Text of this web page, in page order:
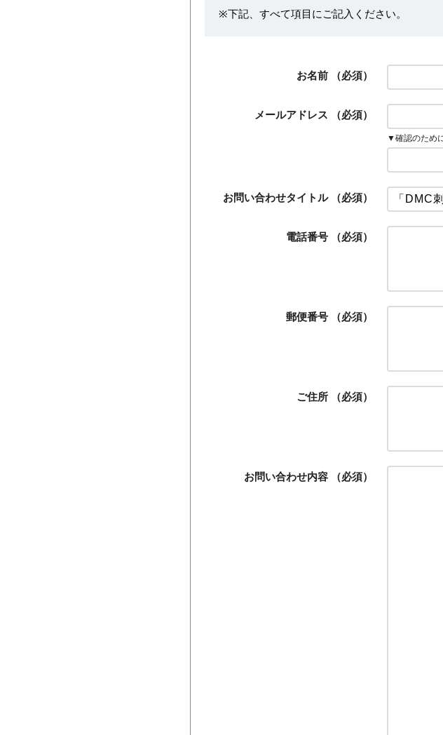
※下記、すべて項目にご記入ください。
お名前 （必須）
メールアドレス （必須）
▼確認のため
お問い合わせタイトル （必須）
電話番号 （必須）
郵便番号 （必須）
ご住所 （必須）
お問い合わせ内容 （必須）